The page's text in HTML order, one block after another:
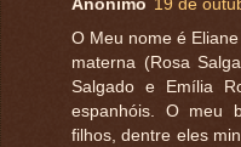
O Meu nome é
materna (Rosa
Salgado e Emília
espanhóis. O meu
filhos, dentre eles